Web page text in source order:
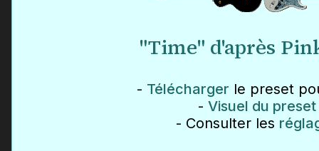
"Time" d'après
- Télécharger le preset
- Visuel du preset
- Consulter les